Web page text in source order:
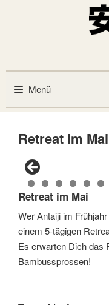
Menü
Retreat im Mai
Retreat im Mai
Wer Antaiji im
einem 5-tägigen
Es erwarten Dich das
Bambussprossen!